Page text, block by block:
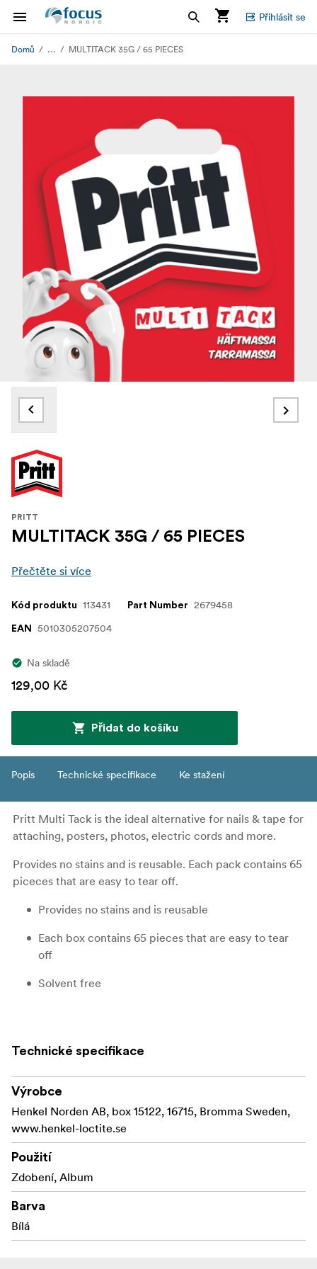
Přihlásit se
Domů ... MULTITACK 35G / 65 PIECES
PRITT
MULTITACK 35G / 65 PIECES
Přečtěte si více
Kód produktu 113431 Part Number 2679458
EAN 5010305207504
Na skladě
129,00 Kč
Přidat do košíku
Popis Technické specifikace Ke stažení
Pritt Multi Tack is the ideal alternative for nails & tape for
attaching, posters, photos, electric cords and more.
Provides no stains and is reusable. Each pack contains 65
piceces that are easy to tear off.
Provides no stains and is reusable
Each box contains 65 pieces that are easy to tear
off
Solvent free
Technické specifikace
Výrobce
Henkel Norden AB, box 15122, 16715, Bromma Sweden,
www.henkel-loctite.se
Použití
Zdobení, Album
Barva
Bílá